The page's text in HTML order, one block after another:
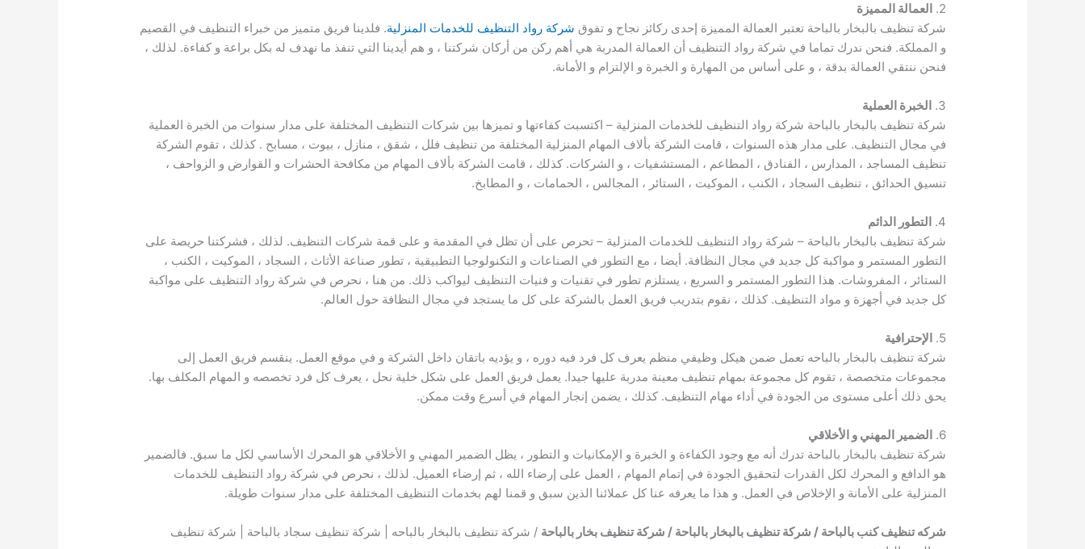
2. العمالة المميزة
شركة تنظيف بالبخار بالباحة تعتبر العمالة المميزة إحدى ركائز نجاح و تفوق شركة رواد التنظيف للخدمات المنزلية. فلدينا فريق متميز من خبراء التنظيف في القصيم
و المملكة. فنحن ندرك تماما في شركة رواد التنظيف أن العمالة المدربة هي أهم ركن من أركان شركتنا ، و هم أيدينا التي تنفذ ما نهدف له بكل براعة و كفاءة. لذلك ،
فنحن ننتقي العمالة بدقة ، و على أساس من المهارة و الخبرة و الإلتزام و الأمانة.
3. الخبرة العملية
شركة تنظيف بالبخار بالباحة شركة رواد التنظيف للخدمات المنزلية – اكتسبت كفاءتها و تميزها بين شركات التنظيف المختلفة على مدار سنوات من الخبرة العملية
في مجال التنظيف. على مدار هذه السنوات ، قامت الشركة بألاف المهام المنزلية المختلفة من تنظيف فلل ، شقق ، منازل ، بيوت ، مسابح . كذلك ، تقوم الشركة
تنظيف المساجد ، المدارس ، الفنادق ، المطاعم ، المستشفيات ، و الشركات. كذلك ، قامت الشركة بألاف المهام من مكافحة الحشرات و القوارض و الزواحف ،
تنسيق الحدائق ، تنظيف السجاد ، الكنب ، الموكيت ، الستائر ، المجالس ، الحمامات ، و المطابخ.
4. التطور الدائم
شركة تنظيف بالبخار بالباحة – شركة رواد التنظيف للخدمات المنزلية – تحرص على أن تظل في المقدمة و على قمة شركات التنظيف. لذلك ، فشركتنا حريصة على
التطور المستمر و مواكبة كل جديد في مجال النظافة. أيضا ، مع التطور في الصناعات و التكنولوجيا التطبيقية ، تطور صناعة الأثاث ، السجاد ، الموكيت ، الكنب ،
الستائر ، المفروشات. هذا التطور المستمر و السريع ، يستلزم تطور في تقنيات و فنيات التنظيف ليواكب ذلك. من هنا ، نحرص في شركة رواد التنظيف على مواكبة
كل جديد في أجهزة و مواد التنظيف. كذلك ، نقوم بتدريب فريق العمل بالشركة على كل ما يستجد في مجال النظافة حول العالم.
5. الإحترافية
شركة تنظيف بالبخار بالباحه تعمل ضمن هيكل وظيفي منظم يعرف كل فرد فيه دوره ، و يؤديه باتقان داخل الشركة و في موقع العمل. ينقسم فريق العمل إلى
مجموعات متخصصة ، تقوم كل مجموعة بمهام تنظيف معينة مدربة عليها جيدا. يعمل فريق العمل على شكل خلية نحل ، يعرف كل فرد تخصصه و المهام المكلف بها.
يحق ذلك أعلى مستوى من الجودة في أداء مهام التنظيف. كذلك ، يضمن إنجار المهام في أسرع وقت ممكن.
6. الضمير المهني و الأخلاقي
شركة تنظيف بالبخار بالباحة تدرك أنه مع وجود الكفاءة و الخبرة و الإمكانيات و التطور ، يظل الضمير المهني و الأخلاقي هو المحرك الأساسي لكل ما سبق. فالضمير
هو الدافع و المحرك لكل القدرات لتحقيق الجودة في إتمام المهام ، العمل على إرضاء الله ، ثم إرضاء العميل. لذلك ، نحرص في شركة رواد التنظيف للخدمات
المنزلية على الأمانة و الإخلاص في العمل. و هذا ما يعرفه عنا كل عملائنا الذين سبق و قمنا لهم بخدمات التنظيف المختلفة على مدار سنوات طويلة.
شركه تنظيف كنب بالباحة / شركة تنظيف بالبخار بالباحة / شركة تنظيف بخار بالباحة / شركة تنظيف بالبخار بالباحه | شركة تنظيف سجاد بالباحة | شركة تنظيف